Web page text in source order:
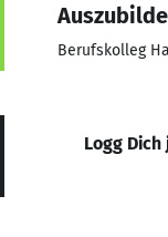
Berufskolleg
Logg